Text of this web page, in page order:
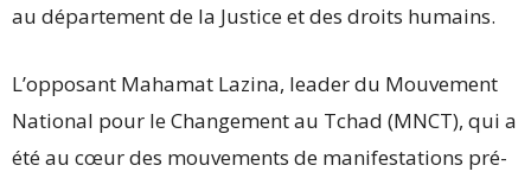
au département de la Justice et des droits humains.
L’opposant Mahamat Lazina, leader du Mouvement
National pour le Changement au Tchad (MNCT), qui a
été au cœur des mouvements de manifestations pré-